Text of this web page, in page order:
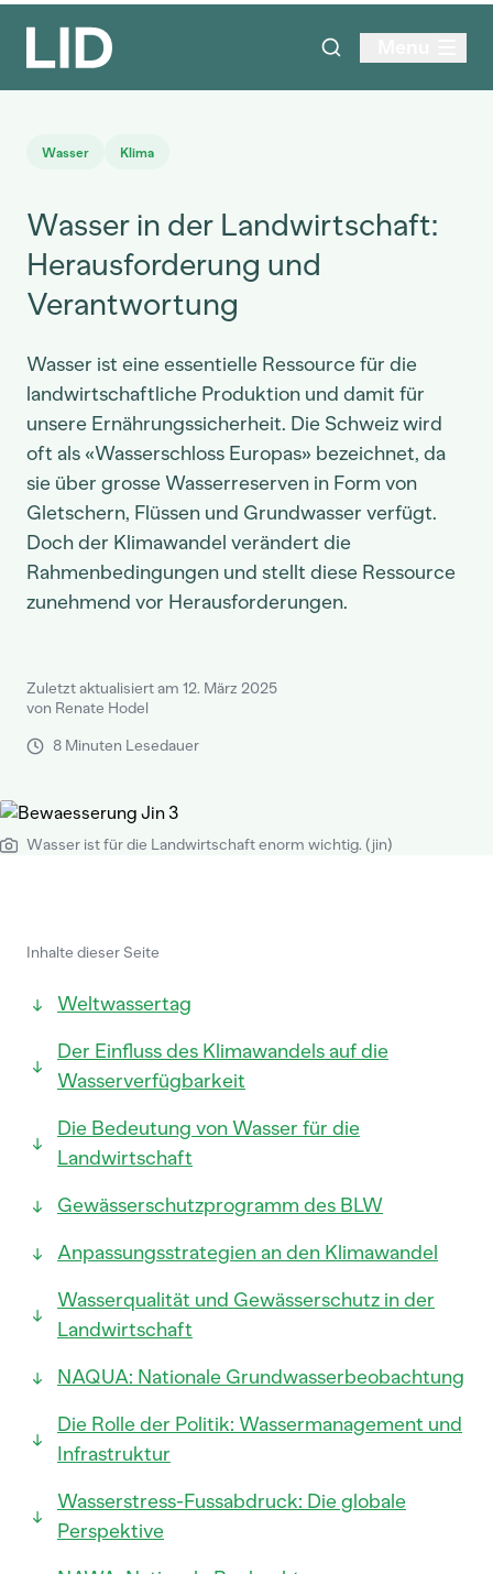
Wasser Klima
Wasser in der Landwirtschaft:
Herausforderung und
Verantwortung
Wasser ist eine essentielle Ressource für die
landwirtschaftliche Produktion und damit für
unsere Ernährungssicherheit. Die Schweiz wird
oft als «Wasserschloss Europas» bezeichnet, da
sie über grosse Wasserreserven in Form von
Gletschern, Flüssen und Grundwasser verfügt.
Doch der Klimawandel verändert die
Rahmenbedingungen und stellt diese Ressource
zunehmend vor Herausforderungen.
Zuletzt aktualisiert am 12. März 2025
von Renate Hodel
8 Minuten Lesedauer
Wasser ist für die Landwirtschaft enorm wichtig. (jin)
Inhalte dieser Seite
Weltwassertag
Der Einfluss des Klimawandels auf die
Wasserverfügbarkeit
Die Bedeutung von Wasser für die
Landwirtschaft
Gewässerschutzprogramm des BLW
Anpassungsstrategien an den Klimawandel
Wasserqualität und Gewässerschutz in der
Landwirtschaft
NAQUA: Nationale Grundwasserbeobachtung
Die Rolle der Politik: Wassermanagement und
Infrastruktur
Wasserstress-Fussabdruck: Die globale
Perspektive